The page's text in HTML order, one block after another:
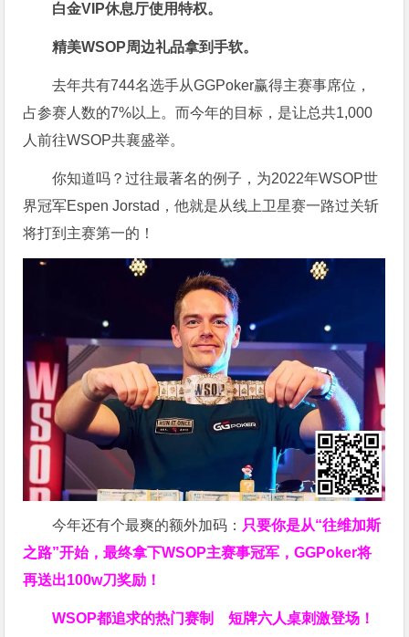
白金VIP休息厅使用特权。
精美WSOP周边礼品拿到手软。
去年共有744名选手从GGPoker赢得主赛事席位，
占参赛人数的7%以上。而今年的目标，是让总共1,000
人前往WSOP共襄盛举。
你知道吗？过往最著名的例子，为2022年WSOP世
界冠军Espen Jorstad，他就是从线上卫星赛一路过关斩
将打到主赛第一的！
今年还有个最爽的额外加码： 只要你是从“往维加斯
之路”开始，最终拿下WSOP主赛事冠军，GGPoker将
再送出100w刀奖励！
WSOP都追求的热门赛制短牌六人桌刺激登场！